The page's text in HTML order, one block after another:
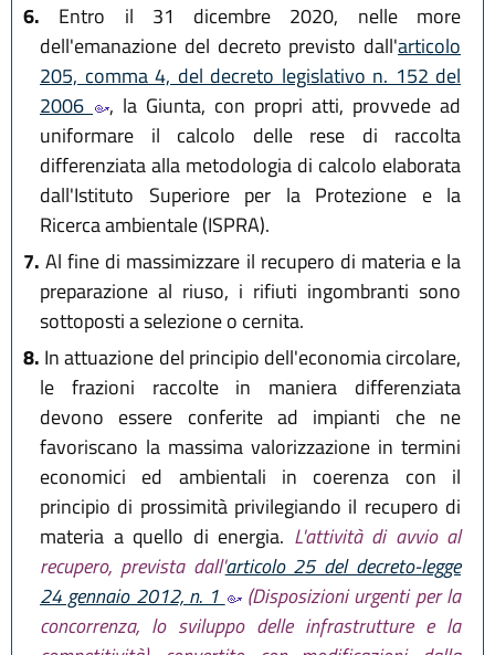
6. Entro il 31 dicembre 2020, nelle more
dell'emanazione del decreto previsto dall'articolo
205, comma 4, del decreto legislativo n. 152 del
2006
, la Giunta, con propri atti, provvede ad
uniformare il calcolo delle rese di raccolta
differenziata alla metodologia di calcolo elaborata
dall'Istituto Superiore per la Protezione e la
Ricerca ambientale (ISPRA).
7. Al fine di massimizzare il recupero di materia e la
preparazione al riuso, i rifiuti ingombranti sono
sottoposti a selezione o cernita.
8. In attuazione del principio dell'economia circolare,
le frazioni raccolte in maniera differenziata
devono essere conferite ad impianti che ne
favoriscano la massima valorizzazione in termini
economici ed ambientali in coerenza con il
principio di prossimità privilegiando il recupero di
materia a quello di energia. L'attività di avvio al
recupero, prevista dall'articolo 25 del decreto-legge
24 gennaio 2012, n. 1
(Disposizioni urgenti per la
concorrenza, lo sviluppo delle infrastrutture e la